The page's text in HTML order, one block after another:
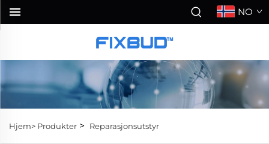
NO
Hjem> Produkter > Reparasjonsutstyr